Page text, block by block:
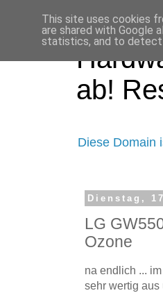
ab!
Diese Domain
Dienstag,
LG
Ozone
na endlich ...
sehr wertig aus
This site uses cookies
are shared with Google
statistics, and to detect